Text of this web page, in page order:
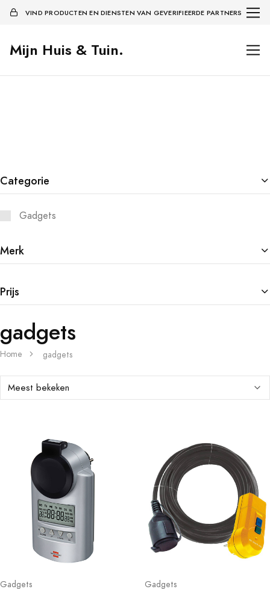
VIND PRODUCTEN EN DIENSTEN VAN GEVERIFIEERDE PARTNERS
Mijn Huis & Tuin.
Categorie
Gadgets
Merk
Prijs
gadgets
Home gadgets
Gadgets Gadgets